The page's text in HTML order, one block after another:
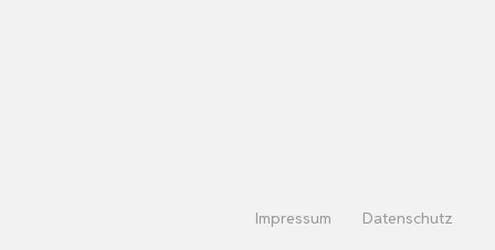
Impressum Datenschutz